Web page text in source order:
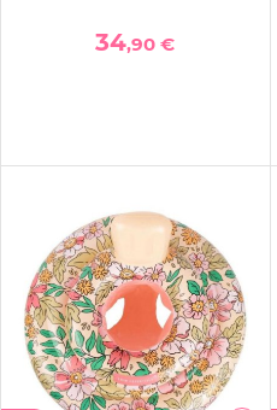
34,90 €